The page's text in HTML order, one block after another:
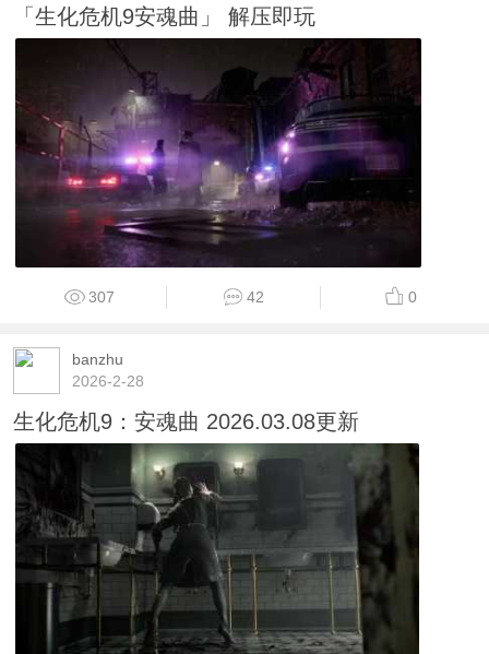
「生化危机9安魂曲」 解压即玩
307 42 0
banzhu
2026-2-28
生化危机9：安魂曲 2026.03.08更新